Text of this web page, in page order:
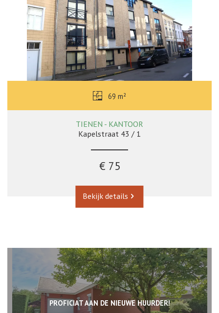
69 m²
TIENEN - KANTOOR
Kapelstraat 43 / 1
€ 75
Bekijk details
PROFICIAT AAN DE NIEUWE HUURDER!